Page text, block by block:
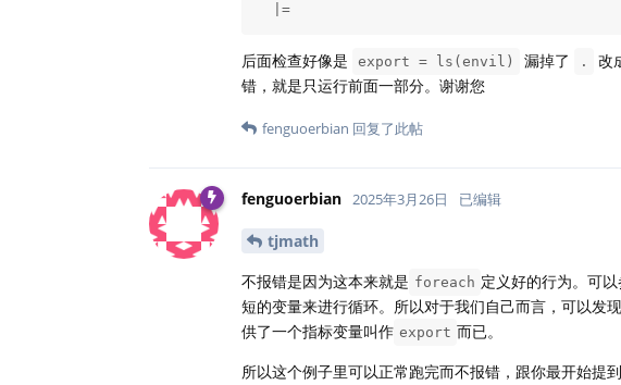
|=
后面检查好像是 export = ls(envil) 漏掉了 . 改
错，就是只运行前面一部分。谢谢您
fenguoerbian 回复了此帖
fenguoerbian 2025年3月26日 已编辑
tjmath
不报错是因为这本来就是 foreach 定义好的行为。可
短的变量来进行循环。所以对于我们自己而言，可以发
供了一个指标变量叫作 export 而已。
所以这个例子里可以正常跑完而不报错，跟你最开始提